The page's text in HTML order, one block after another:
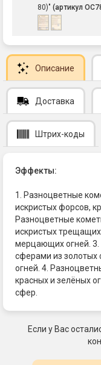
80)" (артикул
Описание
Доставка
Штрих-коды
Эффекты:
1. Разноцветные
искристых форсов,
Разноцветные
искристых
мерцающих огней.
сферами из
огней. 4.
красных и зелёных
сфер.
Если у Вас